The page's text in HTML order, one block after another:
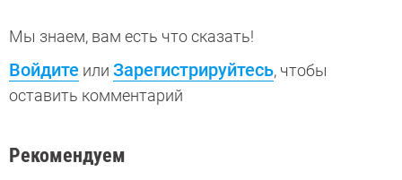
Мы знаем, вам есть что сказать!
Войдите или Зарегистрируйтесь, чтобы
оставить комментарий
Рекомендуем